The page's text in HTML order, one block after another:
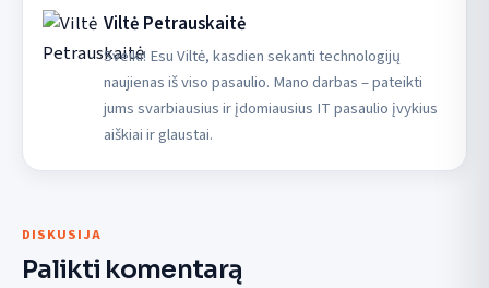
Viltė Petrauskaitė
Sveiki! Esu Viltė, kasdien sekanti technologijų
naujienas iš viso pasaulio. Mano darbas – pateikti
jums svarbiausius ir įdomiausius IT pasaulio įvykius
aiškiai ir glaustai.
DISKUSIJA
Palikti komentarą